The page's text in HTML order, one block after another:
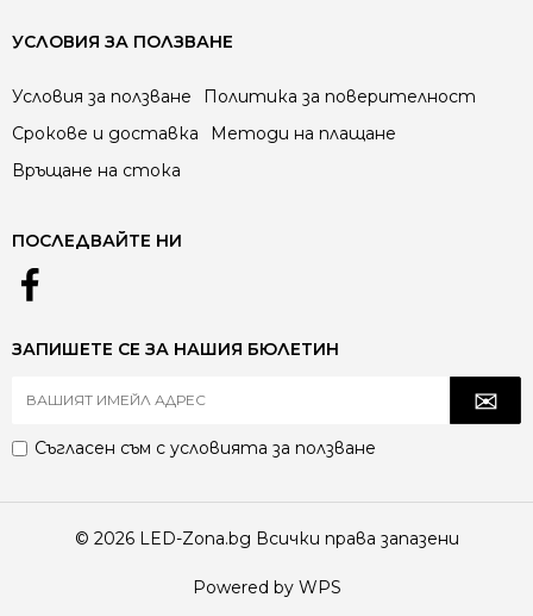
УСЛОВИЯ ЗА ПОЛЗВАНЕ
Условия за ползване
Политика за поверителност
Срокове и доставка
Методи на плащане
Връщане на стока
ПОСЛЕДВАЙТЕ НИ
ЗАПИШЕТЕ СЕ ЗА НАШИЯ БЮЛЕТИН
Съгласен съм с условията за ползване
© 2026 LED-Zona.bg Всички права запазени
Powered by WPS